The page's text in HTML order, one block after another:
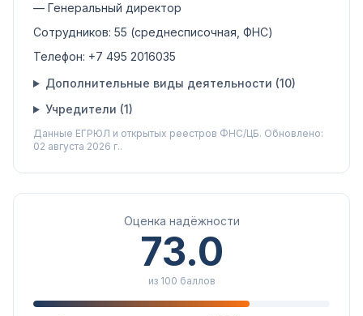
— Генеральный директор
Сотрудников: 55 (среднесписочная, ФНС)
Телефон: +7 495 2016035
Дополнительные виды деятельности (10)
Учредители (1)
Данные ЕГРЮЛ и открытых реестров ФНС/ЦБ. Обновлено:
02 августа 2026 г..
Оценка надёжности
73.0
из 100 баллов